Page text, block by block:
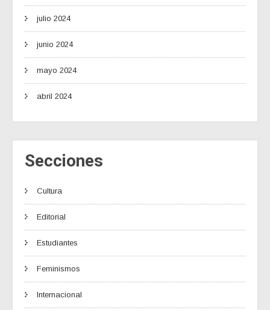
julio 2024
junio 2024
mayo 2024
abril 2024
Secciones
Cultura
Editorial
Estudiantes
Feminismos
Internacional